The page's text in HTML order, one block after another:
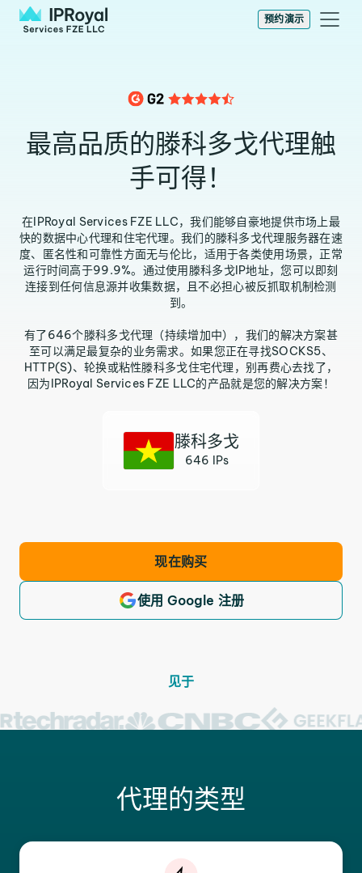
预约演示
最高品质的滕科多戈代理触
手可得！
在IPRoyal Services FZE LLC，我们能够自豪地提供市场上最
快的数据中心代理和住宅代理。我们的滕科多戈代理服务器在速
度、匿名性和可靠性方面无与伦比，适用于各类使用场景，正常
运行时间高于99.9%。通过使用滕科多戈IP地址，您可以即刻
连接到任何信息源并收集数据，且不必担心被反抓取机制检测
到。
有了646个滕科多戈代理（持续增加中），我们的解决方案甚
至可以满足最复杂的业务需求。如果您正在寻找SOCKS5、
HTTP(S)、轮换或粘性滕科多戈住宅代理，别再费心去找了，
因为IPRoyal Services FZE LLC的产品就是您的解决方案！
滕科多戈
646 IPs
现在购买
使用 Google 注册
见于
代理的类型